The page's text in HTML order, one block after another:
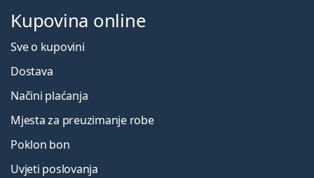
Kupovina online
Sve o kupovini
Dostava
Načini plaćanja
Mjesta za preuzimanje robe
Poklon bon
Uvjeti poslovanja